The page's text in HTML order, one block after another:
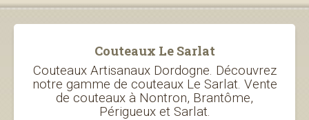
Couteaux Le Sarlat
Couteaux Artisanaux Dordogne. Découvrez
notre gamme de couteaux Le Sarlat. Vente
de couteaux à Nontron, Brantôme,
Périgueux et Sarlat.